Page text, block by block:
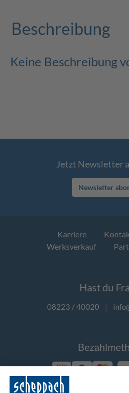
Beschreibung
Keine Beschreibung
Jetzt Newsletter
Newsletter
Karriere
Werksverkauf
Hast du
08223 / 40020 |